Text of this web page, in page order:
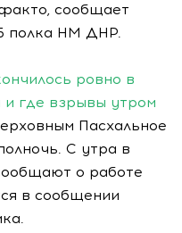
сообщает
полка НМ ДНР.
ровно в
и где взрывы утром
Пасхальное
С утра в
о работе
в сообщении